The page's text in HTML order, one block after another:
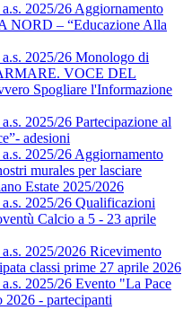
2025/26 Aggiornamento
NORD – “Educazione Alla
2025/26 Monologo di
VOCE DEL
Spogliare l'Informazione
2025/26 Partecipazione al
adesioni
2025/26 Aggiornamento
murales per lasciare
Estate 2025/2026
2025/26 Qualificazioni
Calcio a 5 - 23 aprile
2025/2026 Ricevimento
classi prime 27 aprile 2026
2025/26 Evento "La Pace
2026 - partecipanti